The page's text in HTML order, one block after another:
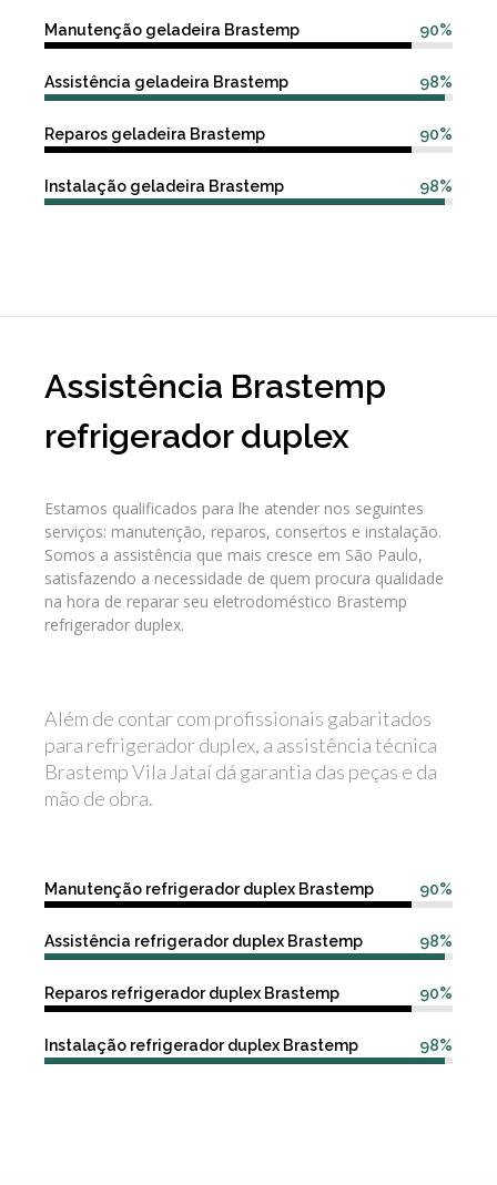
90%
Manutenção geladeira Brastemp
98%
Assistência geladeira Brastemp
90%
Reparos geladeira Brastemp
98%
Instalação geladeira Brastemp
Assistência Brastemp
refrigerador duplex
Estamos qualificados para lhe atender nos seguintes
serviços: manutenção, reparos, consertos e instalação.
Somos a assistência que mais cresce em São Paulo,
satisfazendo a necessidade de quem procura qualidade
na hora de reparar seu eletrodoméstico Brastemp
refrigerador duplex.
Além de contar com profissionais gabaritados
para refrigerador duplex, a assistência técnica
Brastemp Vila Jataí dá garantia das peças e da
mão de obra.
90%
Manutenção refrigerador duplex Brastemp
98%
Assistência refrigerador duplex Brastemp
90%
Reparos refrigerador duplex Brastemp
98%
Instalação refrigerador duplex Brastemp